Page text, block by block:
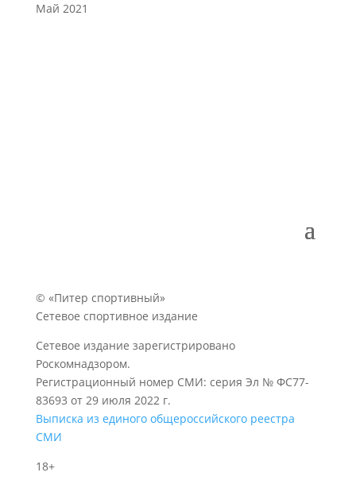
Май 2021
© «Питер спортивный»
Сетевое спортивное издание
Сетевое издание зарегистрировано
Роскомнадзором.
Регистрационный номер СМИ: серия Эл № ФС77-
83693 от 29 июля 2022 г.
Выписка из единого общероссийского реестра
СМИ
18+